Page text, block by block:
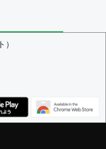
ザー -
つユーザー -